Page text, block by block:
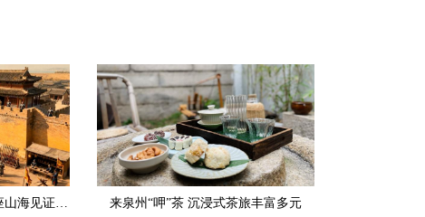
来泉州“呷”茶 沉浸式茶旅丰富多元